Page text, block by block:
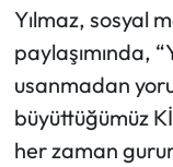
Yılmaz, sosyal
paylaşımında,
usanmadan
büyüttüğümüz
her zaman